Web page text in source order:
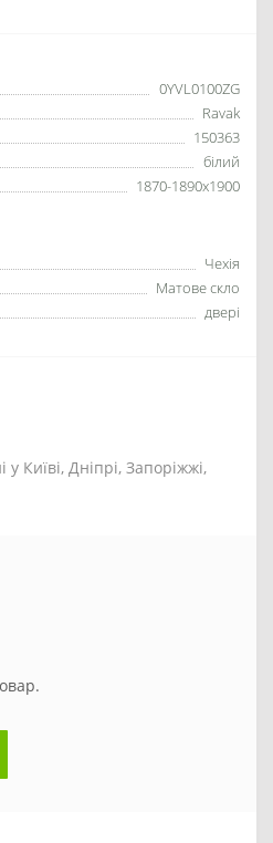
0YVL0100ZG
Ravak
150363
білий
1870-1890x1900
Чехія
Матове скло
двері
Київі, Дніпрі, Запоріжжі,